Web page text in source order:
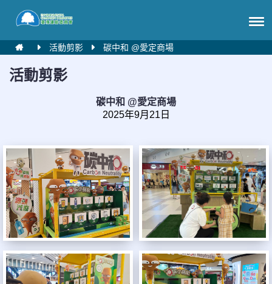
活動剪影 碳中和 @愛定商場
活動剪影
碳中和 @愛定商場
2025年9月21日